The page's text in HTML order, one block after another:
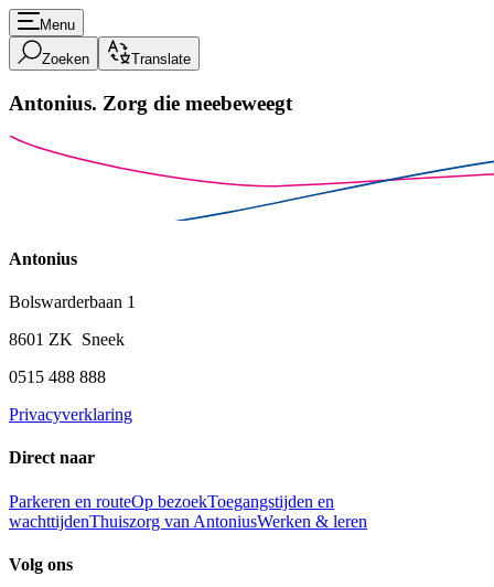
Menu
Zoeken Translate
Antonius. Zorg die meebeweegt
Antonius
Bolswarderbaan 1
8601 ZK Sneek
0515 488 888
Privacyverklaring
Direct naar
Parkeren en routeOp bezoekToegangstijden en
wachttijdenThuiszorg van AntoniusWerken & leren
Volg ons